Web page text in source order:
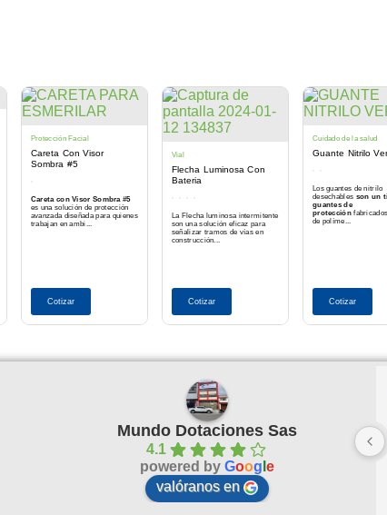
Protección Facial
Careta Con Visor
Sombra #5
Careta con Visor Sombra #5
es una solución de protección
avanzada diseñada para quienes
trabajan en ambi...
Cotizar
Vial
Flecha Luminosa Con
Bateria
La Flecha luminosa intermitente
son una solución eficaz para
señalizar tramos de vías en
construcción...
Cotizar
Cuidado de la salud
Guante Nitrilo
Los guantes de nitrilo
desechables son un
guantes de
protección
de políme...
Cotizar
Mundo Dotaciones Sas
4.1
powered by Goog e
valóranos en